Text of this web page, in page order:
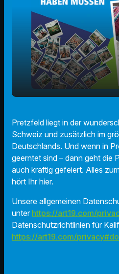
play_arrow
00:00
Pretzfeld liegt in der
Schweiz und zusätzlich im
Deutschlands. Und wenn in
geerntet sind – dann geht die
auch kräftig gefeiert. Alles
hört Ihr hier.
Unsere allgemeinen
unter https://art19.com/
Datenschutzrichtlinien für
https://art19.com/